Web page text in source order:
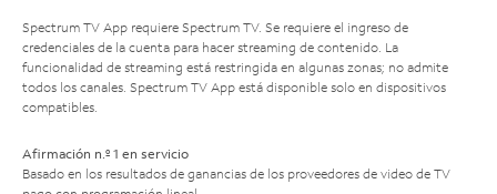
Spectrum TV App requiere Spectrum TV. Se requiere el ingreso de
credenciales de la cuenta para hacer streaming de contenido. La
funcionalidad de streaming está restringida en algunas zonas; no admite
todos los canales. Spectrum TV App está disponible solo en dispositivos
compatibles.
Afirmación n.º 1 en servicio
Basado en los resultados de ganancias de los proveedores de video de TV